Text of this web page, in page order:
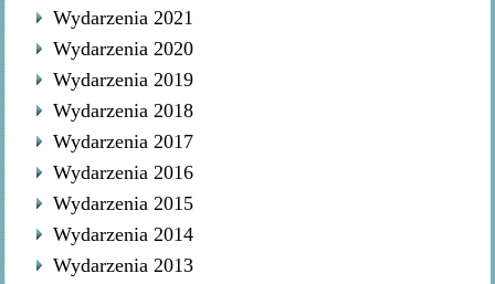
Wydarzenia 2021
Wydarzenia 2020
Wydarzenia 2019
Wydarzenia 2018
Wydarzenia 2017
Wydarzenia 2016
Wydarzenia 2015
Wydarzenia 2014
Wydarzenia 2013